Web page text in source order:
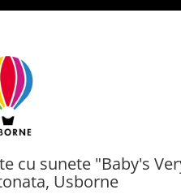
cu sunete "Baby's
Usborne